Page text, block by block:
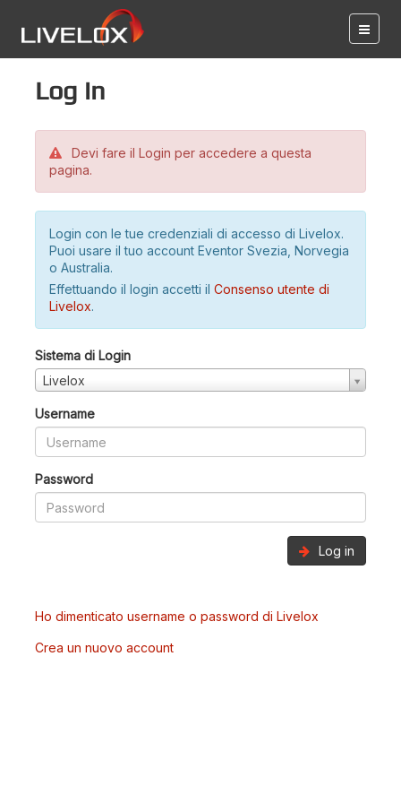
Log in
Devi fare il Login per accedere a questa
pagina.
Login con le tue credenziali di accesso di Livelox.
Puoi usare il tuo account Eventor Svezia, Norvegia
o Australia.
Effettuando il login accetti il Consenso utente di
Livelox.
Sistema di Login
Livelox
Username
Password
Log in
Ho dimenticato username o password di Livelox
Crea un nuovo account